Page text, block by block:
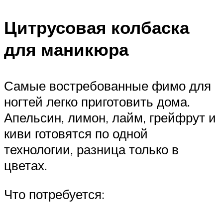
Цитрусовая колбаска
для маникюра
Самые востребованные фимо для
ногтей легко приготовить дома.
Апельсин, лимон, лайм, грейфрут и
киви готовятся по одной
технологии, разница только в
цветах.
Что потребуется: